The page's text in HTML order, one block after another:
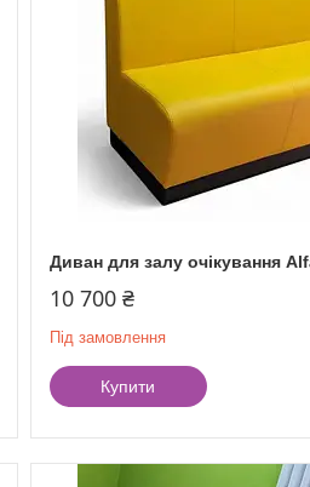
Диван для залу очікування
10 700 ₴
Під замовлення
Купити